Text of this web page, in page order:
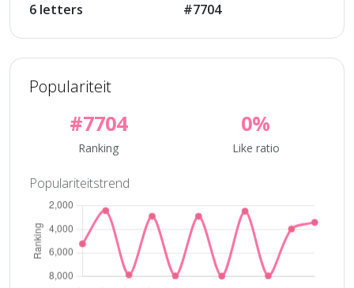
6 letters #7704
Populariteit
#7704
Ranking
0%
Like ratio
Populariteitstrend